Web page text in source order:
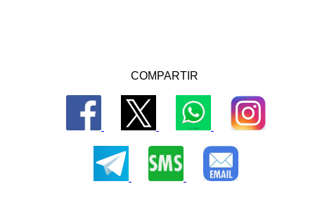
COMPARTIR